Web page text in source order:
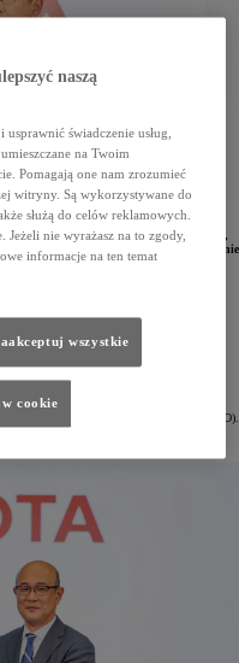
zarządzającej koncernu Toyota Motor
zostanie Kenta Kon. Koji Sato,
przemysłu (CIO). Yoichi Miyazaki zostanie
koncernu (CFO).
organizacyjnej. Koji Sato, dotychczasowy
stanowisko dyrektora ds. przemysłu.
Kenta Kon, który dotychczas pełnił
zostanie Yoichi Miyazaki, do tej
prezesa Japońskiego Stowarzyszenia
japońskiej organizacji gospodarczej
na roli Toyoty w gospodarce.
jako prezydent i dyrektor generalny (CEO).
struktury przychodów, a pracując dla
naszą
świadczenie usług,
na Twoim
Pomagają one nam zrozumieć
witryny. Są wykorzystywane do
służą do celów reklamowych.
nie wyrażasz na to zgody,
informacje na ten temat
wszystkie
cookie